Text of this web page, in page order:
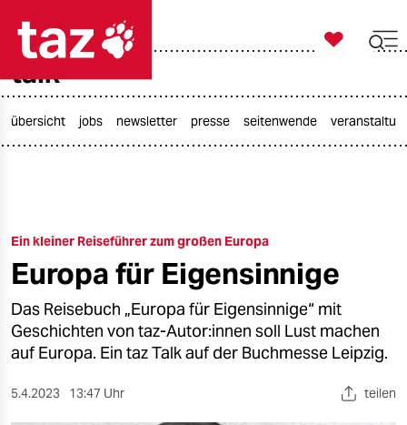
taz zahl ich
öko
gesellschaft
kultur

taz zahl ich
talk
übersicht jobs newsletter presse seitenwende
Ein kleiner Reiseführer zum großen Europa
Europa für Eigensinnige
Das Reisebuch „Europa für Eigensinnige“ mit
Geschichten von taz-Autor:innen soll Lust machen
auf Europa. Ein taz Talk auf der Buchmesse Leipzig.
5.4.2023 13:47 Uhr teilen